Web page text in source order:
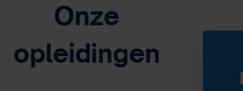
Onze
opleidingen